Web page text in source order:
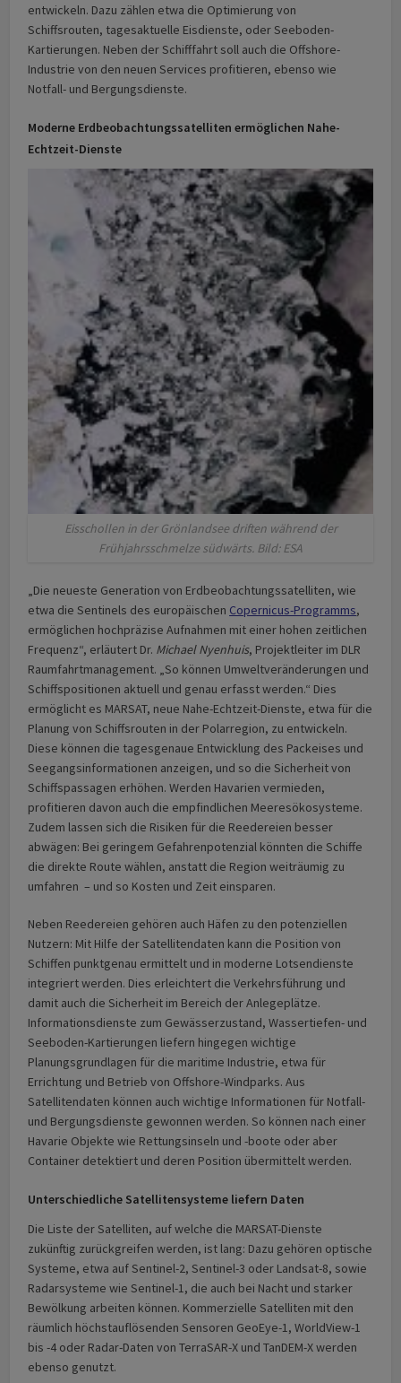
entwickeln. Dazu zählen etwa die Optimierung von
Schiffsrouten, tagesaktuelle Eisdienste, oder Seeboden-
Kartierungen. Neben der Schifffahrt soll auch die Offshore-
Industrie von den neuen Services profitieren, ebenso wie
Notfall- und Bergungsdienste.
Moderne Erdbeobachtungssatelliten ermöglichen Nahe-
Echtzeit-Dienste
Eisschollen in der Grönlandsee driften während der
Frühjahrsschmelze südwärts. Bild: ESA
„Die neueste Generation von Erdbeobachtungssatelliten, wie
etwa die Sentinels des europäischen Copernicus-Programms,
ermöglichen hochpräzise Aufnahmen mit einer hohen zeitlichen
Frequenz“, erläutert Dr. Michael Nyenhuis, Projektleiter im DLR
Raumfahrtmanagement. „So können Umweltveränderungen und
Schiffspositionen aktuell und genau erfasst werden.“ Dies
ermöglicht es MARSAT, neue Nahe-Echtzeit-Dienste, etwa für die
Planung von Schiffsrouten in der Polarregion, zu entwickeln.
Diese können die tagesgenaue Entwicklung des Packeises und
Seegangsinformationen anzeigen, und so die Sicherheit von
Schiffspassagen erhöhen. Werden Havarien vermieden,
profitieren davon auch die empfindlichen Meeresökosysteme.
Zudem lassen sich die Risiken für die Reedereien besser
abwägen: Bei geringem Gefahrenpotenzial könnten die Schiffe
die direkte Route wählen, anstatt die Region weiträumig zu
umfahren – und so Kosten und Zeit einsparen.
Neben Reedereien gehören auch Häfen zu den potenziellen
Nutzern: Mit Hilfe der Satellitendaten kann die Position von
Schiffen punktgenau ermittelt und in moderne Lotsendienste
integriert werden. Dies erleichtert die Verkehrsführung und
damit auch die Sicherheit im Bereich der Anlegeplätze.
Informationsdienste zum Gewässerzustand, Wassertiefen- und
Seeboden-Kartierungen liefern hingegen wichtige
Planungsgrundlagen für die maritime Industrie, etwa für
Errichtung und Betrieb von Offshore-Windparks. Aus
Satellitendaten können auch wichtige Informationen für Notfall-
und Bergungsdienste gewonnen werden. So können nach einer
Havarie Objekte wie Rettungsinseln und -boote oder aber
Container detektiert und deren Position übermittelt werden.
Unterschiedliche Satellitensysteme liefern Daten
Die Liste der Satelliten, auf welche die MARSAT-Dienste
zukünftig zurückgreifen werden, ist lang: Dazu gehören optische
Systeme, etwa auf Sentinel-2, Sentinel-3 oder Landsat-8, sowie
Radarsysteme wie Sentinel-1, die auch bei Nacht und starker
Bewölkung arbeiten können. Kommerzielle Satelliten mit den
räumlich höchstauflösenden Sensoren GeoEye-1, WorldView-1
bis -4 oder Radar-Daten von TerraSAR-X und TanDEM-X werden
ebenso genutzt.